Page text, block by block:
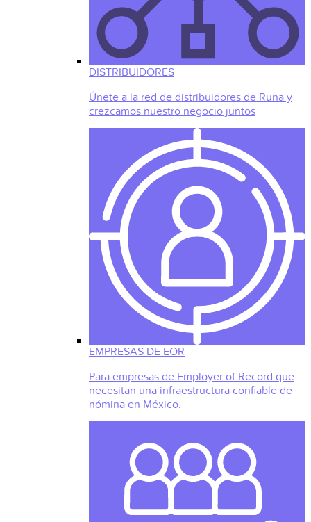
DISTRIBUIDORES
Únete a la red de distribuidores de Runa y
crezcamos nuestro negocio juntos
EMPRESAS DE EOR
Para empresas de Employer of Record que
necesitan una infraestructura confiable de
nómina en México.